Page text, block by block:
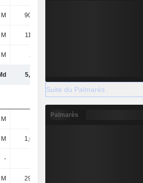
90,97 M
11,29 M
239 M
5,11 Md
146 M
1,09 Md
-
29,59 M
Suite du Palmarès
Palmarès